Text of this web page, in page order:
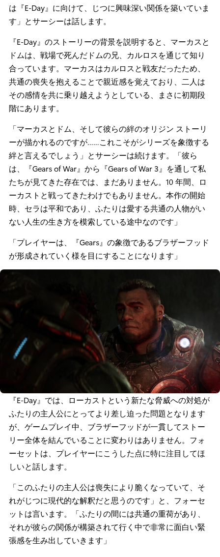
は『E-Day』に向けて、じつに興味深い関係を築いていま
す」とサーシーは話します。
『E-Day』のストーリーの背景を説明すると、マーカスと
ドムは、戦場で死んだドムの兄、カルロスを通じて知り
合っています。マーカスはカルロスと戦友だったため、
共通の喪失を抱えることで親近感を覚えており、二人は
その感情を共に乗り越えようとしている、まさに初期段
階にあります。
「マーカスとドム、そして彼らの絆のオリジン ストーリ
ーが描かれるのですが……これこそがシリーズを象徴する
絆と言えるでしょう」とサーシーは続けます。「彼ら
は、『Gears of War』から『Gears of War 3』を通して私
たちが見てきた存在では、まだありません。10 年間、ロ
ーカストと戦ってきたわけでもありません。本作の開始
時、セラは平和であり、ふたりは愛する共通の人物がい
ない人生の生き方を模索している途中なのです」
「プレイヤーは、『Gears』の象徴であるブラザーフッド
が形成されていく様を目にすることになります」
『E-Day』では、ローカストという新たな脅威への対処が
ふたりの主人公にとってより差し迫った問題となります
が、ゲームプレイ中、ブラザーフッドが一貫してストー
リー全体を結んでいることに変わりはありません。フォ
ーセットは、プレイヤーにこうした点に特に注目してほ
しいと話します。
「このふたりの主人公は喪失により脆くなっていて、そ
れがじつに現代的な解釈だと思うのです」と、フォーセ
ットは言います。「ふたりの間には共通の重荷があり、
それが彼らの関係が構築されて行く中で非常に面白い緊
張感を生み出していきます」